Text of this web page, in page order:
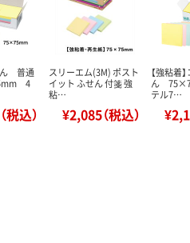
普通
4
税込）
スリーエム(3M) ポスト
イット ふせん 付箋 強
粘…
¥2,085（税込）
【強粘着
ん
テル7…